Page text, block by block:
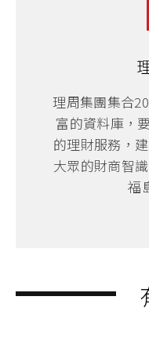
理周集團集合
富的資料庫，
的理財服務，
大眾的財商智
福